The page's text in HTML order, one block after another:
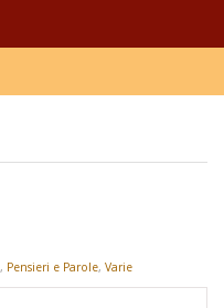
, Pensieri e Parole, Varie